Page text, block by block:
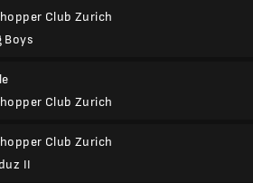
Club Zurich
Boys
Club Zurich
Club Zurich
II